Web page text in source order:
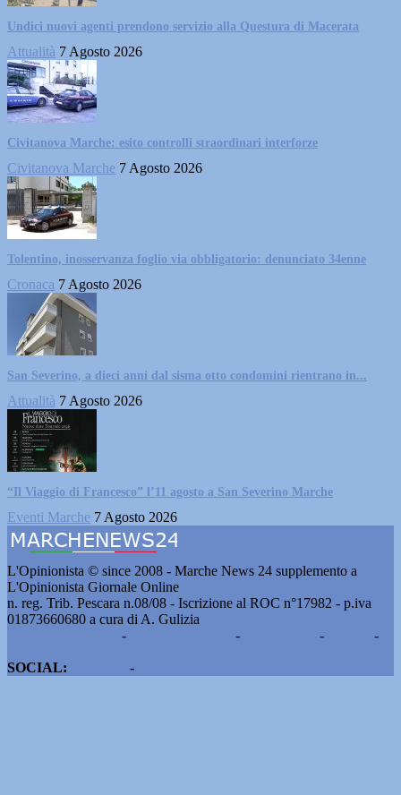
Undici nuovi agenti prendono servizio alla Questura di Macerata
Attualità 7 Agosto 2026
Civitanova Marche: esito controlli straordinari interforze
Civitanova Marche 7 Agosto 2026
Tolentino, inosservanza foglio via obbligatorio: denunciato 34enne
Cronaca 7 Agosto 2026
San Severino, a dieci anni dal sisma otto condomini rientrano in...
Attualità 7 Agosto 2026
“Il Viaggio di Francesco” l’11 agosto a San Severino Marche
Eventi Marche 7 Agosto 2026
L'Opinionista © since 2008 - Marche News 24 supplemento a
L'Opinionista Giornale Online
n. reg. Trib. Pescara n.08/08 - Iscrizione al ROC n°17982 - p.iva
01873660680 a cura di A. Gulizia
- - -
-
SOCIAL:
-